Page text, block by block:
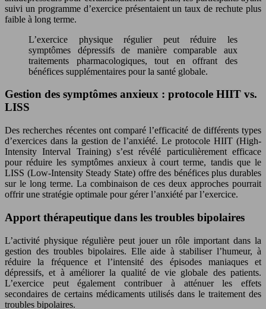
suivi un programme d’exercice présentaient un taux de rechute plus
faible à long terme.
L’exercice physique régulier peut réduire les
symptômes dépressifs de manière comparable aux
traitements pharmacologiques, tout en offrant des
bénéfices supplémentaires pour la santé globale.
Gestion des symptômes anxieux : protocole HIIT vs.
LISS
Des recherches récentes ont comparé l’efficacité de différents types
d’exercices dans la gestion de l’anxiété. Le protocole HIIT (High-
Intensity Interval Training) s’est révélé particulièrement efficace
pour réduire les symptômes anxieux à court terme, tandis que le
LISS (Low-Intensity Steady State) offre des bénéfices plus durables
sur le long terme. La combinaison de ces deux approches pourrait
offrir une stratégie optimale pour gérer l’anxiété par l’exercice.
Apport thérapeutique dans les troubles bipolaires
L’activité physique régulière peut jouer un rôle important dans la
gestion des troubles bipolaires. Elle aide à stabiliser l’humeur, à
réduire la fréquence et l’intensité des épisodes maniaques et
dépressifs, et à améliorer la qualité de vie globale des patients.
L’exercice peut également contribuer à atténuer les effets
secondaires de certains médicaments utilisés dans le traitement des
troubles bipolaires.